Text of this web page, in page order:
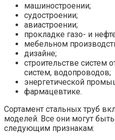
машиностроении;
судостроении;
авиастроении;
прокладке газо- и
мебельном
дизайне;
строительстве систем
систем, водопроводов;
энергетической
фармацевтике.
Сортамент стальных труб
моделей. Все они могут
следующим признакам: